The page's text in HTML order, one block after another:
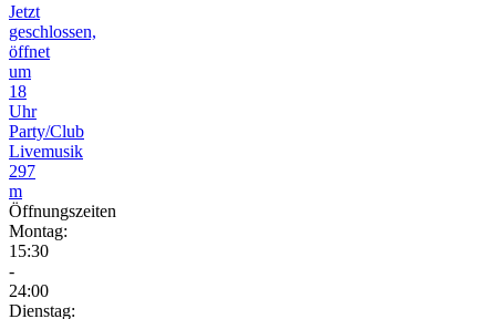
Jetzt
geschlossen,
öffnet
um
18
Uhr
Party/Club
Livemusik
297
m
Öffnungszeiten
Montag:
15:30
-
24:00
Dienstag: